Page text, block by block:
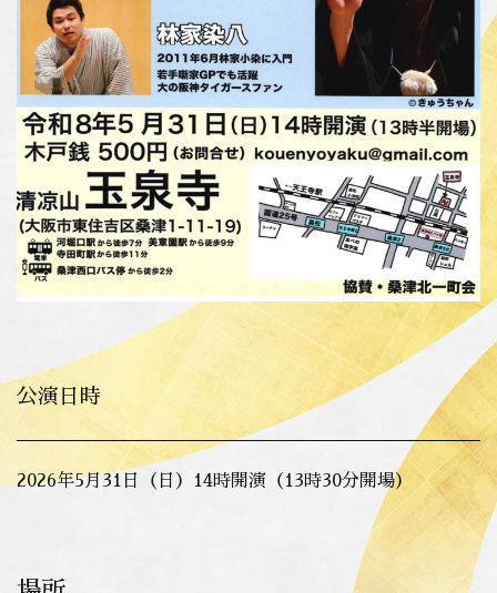
公演日時
2026年5月31日（日）14時開演（13時30分開場）